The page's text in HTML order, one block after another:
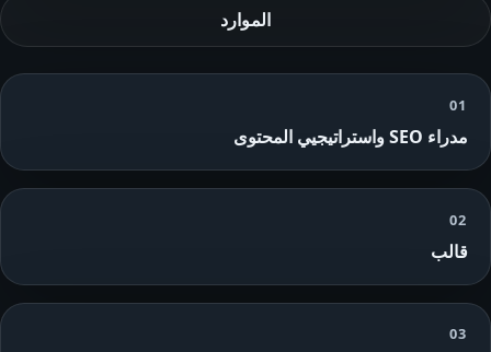
الموارد
01
مدراء SEO واستراتيجيي المحتوى
02
قالب
03